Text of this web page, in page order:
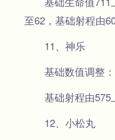
至62，基础射程由
11、神乐
基础数值调整：
基础射程由575
12、小松丸